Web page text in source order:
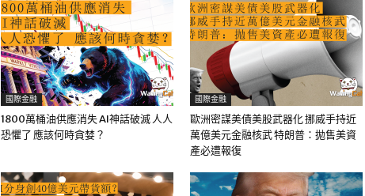
國際金融
1800萬桶油供應消失 AI神話破滅 人人
恐懼了 應該何時貪婪？
國際金融
歐洲密謀美債美股武器化 挪威手持近
萬億美元金融核武 特朗普：拋售美資
產必遭報復